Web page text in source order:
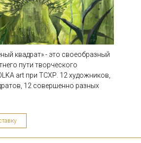
квадрат» - это своеобразный
пути творческого
art при ТСХР. 12 художников,
12 совершенно разных